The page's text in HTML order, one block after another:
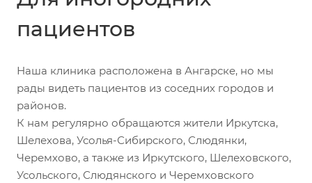
пациентов
Наша клиника расположена в Ангарске, но мы
рады видеть пациентов из соседних городов и
районов.
К нам регулярно обращаются жители Иркутска,
Шелехова, Усолья-Сибирского, Слюдянки,
Черемхово, а также из Иркутского, Шелеховского,
Усольского, Слюдянского и Черемховского